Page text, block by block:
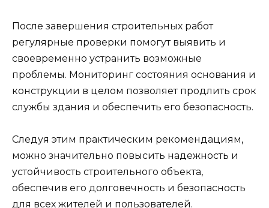
После завершения строительных работ
регулярные проверки помогут выявить и
своевременно устранить возможные
проблемы. Мониторинг состояния основания и
конструкции в целом позволяет продлить срок
службы здания и обеспечить его безопасность.
Следуя этим практическим рекомендациям,
можно значительно повысить надежность и
устойчивость строительного объекта,
обеспечив его долговечность и безопасность
для всех жителей и пользователей.